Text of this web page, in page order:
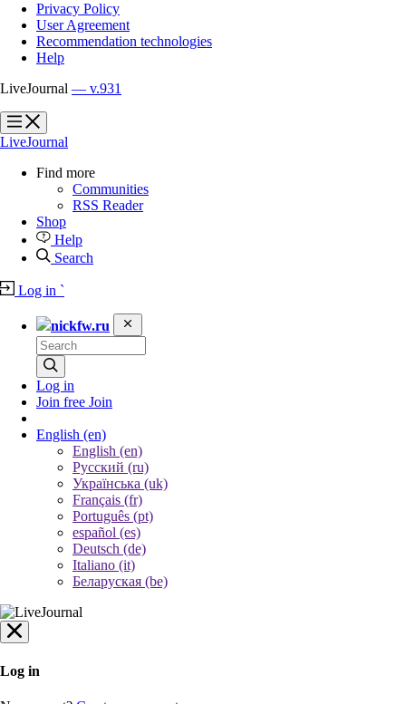
Privacy Policy
User Agreement
Recommendation technologies
Help
LiveJournal — v.931
?
?
LiveJournal
Find more
Communities
RSS Reader
Shop
Help
Search
Log in `
nickfw.ru
Log in
Join free Join
English (en)
English (en)
Русский (ru)
Українська (uk)
Français (fr)
Português (pt)
español (es)
Deutsch (de)
Italiano (it)
Беларуская (be)
Log in